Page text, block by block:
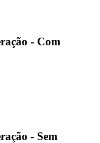
- Com
- Sem